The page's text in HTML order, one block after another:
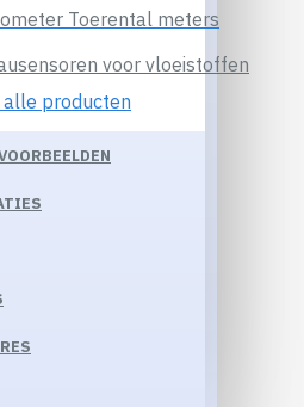
Toerental meters
voor vloeistoffen
alle producten